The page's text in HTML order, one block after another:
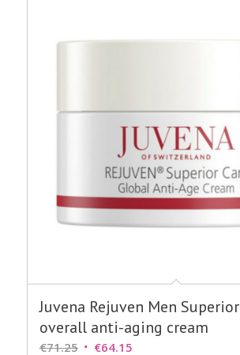
Juvena Rejuven Men Superior
overall anti-aging cream
€71.25 Oorspronkelijke
€64.15Huidige